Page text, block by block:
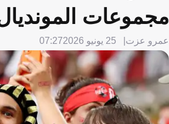
مجموعات
عمرو عزت 25 يونيو 2026 07:27